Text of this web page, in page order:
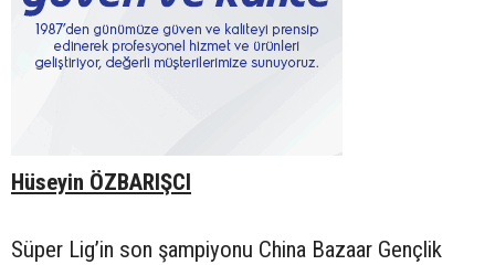
Hüseyin ÖZBARIŞCI
Süper Lig’in son şampiyonu China Bazaar Gençlik